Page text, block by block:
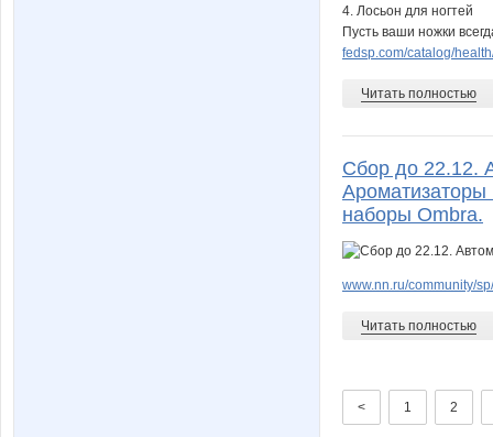
4. Лосьон для ногтей
Пусть ваши ножки
fedsp.com/catalog/
Читать полностью
Сбор до 22.12.
Ароматизаторы
наборы Ombra.
www.nn.ru/community/
Читать полностью
< 1 2